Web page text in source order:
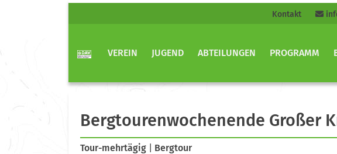
Kontakt
VEREIN JUGEND ABTEILUNGEN PROGRAMM
Bergtourenwochenende Großer
Tour-mehrtägig Bergtour